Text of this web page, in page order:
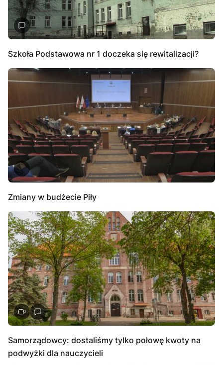
Szkoła Podstawowa nr 1 doczeka się rewitalizacji?
Zmiany w budżecie Piły
Samorządowcy: dostaliśmy tylko połowę kwoty na
podwyżki dla nauczycieli